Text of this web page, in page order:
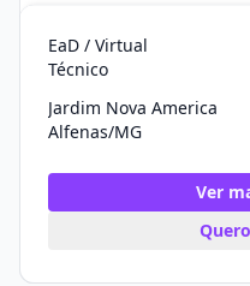
EaD / Virtual
Técnico
Jardim Nova America
Alfenas/MG
Ver